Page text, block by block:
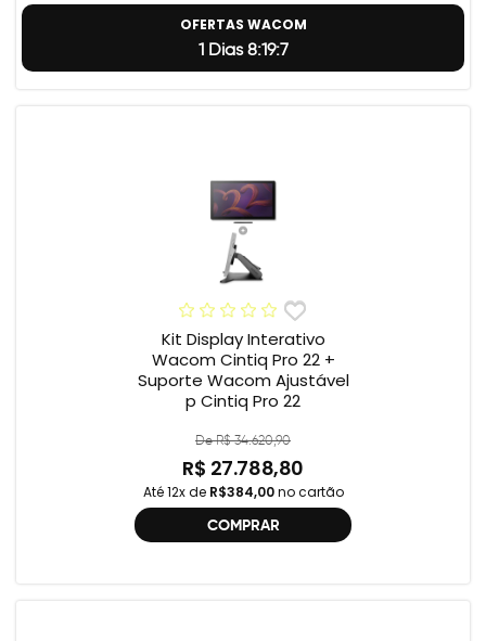
OFERTAS WACOM
1 Dias 8:19:6
Kit Display Interativo
Wacom Cintiq Pro 22 +
Suporte Wacom Ajustável
p Cintiq Pro 22
De R$ 34.620,90
R$ 27.788,80
Até 12x de R$384,00no cartão
COMPRAR